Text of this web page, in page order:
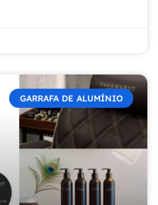
GARRAFA DE ALUMÍNIO